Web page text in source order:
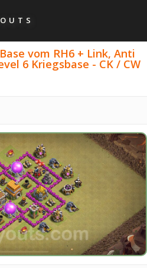
vom RH6 + Link, Anti
6 Kriegsbase - CK / CW